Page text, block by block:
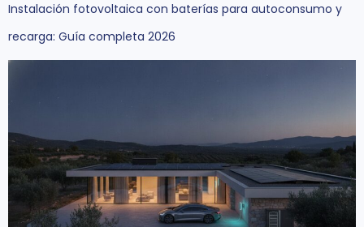
Instalación fotovoltaica con baterías para autoconsumo y
recarga: Guía completa 2026